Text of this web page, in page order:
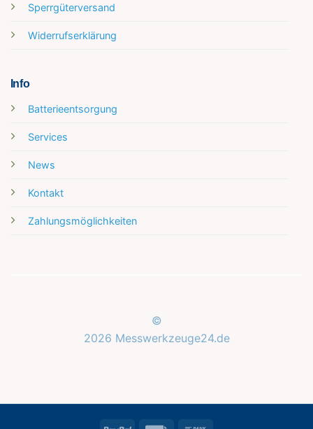
Sperrgüterversand
Widerrufserklärung
Info
Batterieentsorgung
Services
News
Kontakt
Zahlungsmöglichkeiten
©
2026 Messwerkzeuge24.de